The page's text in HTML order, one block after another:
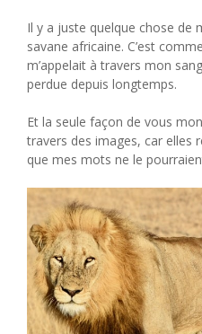
Il y a juste quelque chose de
savane africaine. C’est
m’appelait à travers mon
perdue depuis longtemps.
Et la seule façon de vous
travers des images, car elles
que mes mots ne le